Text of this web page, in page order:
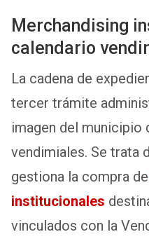
Merchandising
calendario
La cadena de
tercer trámite
imagen del municipio
vendimiales. Se trata
gestiona la compra de
institucionales
vinculados con la